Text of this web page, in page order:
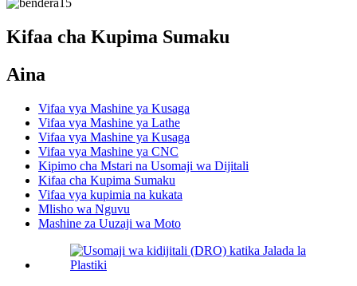
Kifaa cha Kupima Sumaku
Aina
Vifaa vya Mashine ya Kusaga
Vifaa vya Mashine ya Lathe
Vifaa vya Mashine ya Kusaga
Vifaa vya Mashine ya CNC
Kipimo cha Mstari na Usomaji wa Dijitali
Kifaa cha Kupima Sumaku
Vifaa vya kupimia na kukata
Mlisho wa Nguvu
Mashine za Uuzaji wa Moto